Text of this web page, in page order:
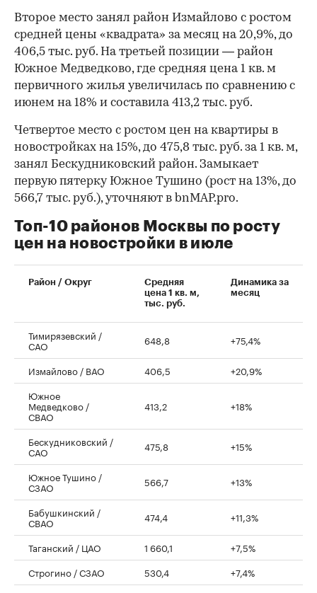
Второе место занял район Измайлово с ростом
средней цены «квадрата» за месяц на 20,9%, до
406,5 тыс. руб. На третьей позиции — район
Южное Медведково, где средняя цена 1 кв. м
первичного жилья увеличилась по сравнению с
июнем на 18% и составила 413,2 тыс. руб.
00:00 / 00:00
Четвертое место с ростом цен на квартиры в
новостройках на 15%, до 475,8 тыс. руб. за 1 кв. м,
занял Бескудниковский район. Замыкает
первую пятерку Южное Тушино (рост на 13%, до
566,7 тыс. руб.), уточняют в bnMAP.pro.
Топ-10 районов Москвы по росту
цен на новостройки в июле
Район / Округ
Средняя
цена 1 кв. м,
тыс. руб.
Динамика за
месяц
Тимирязевский /
САО 648,8 +75,4%
Измайлово / ВАО 406,5
+20,9%
Южное
Медведково /
СВАО
413,2 +18%
Бескудниковский /
САО 475,8 +15%
Южное Тушино /
СЗАО 566,7 +13%
Бабушкинский /
СВАО 474,4 +11,3%
Таганский / ЦАО 1 660,1
+7,5%
Строгино / СЗАО
530,4
+7,4%